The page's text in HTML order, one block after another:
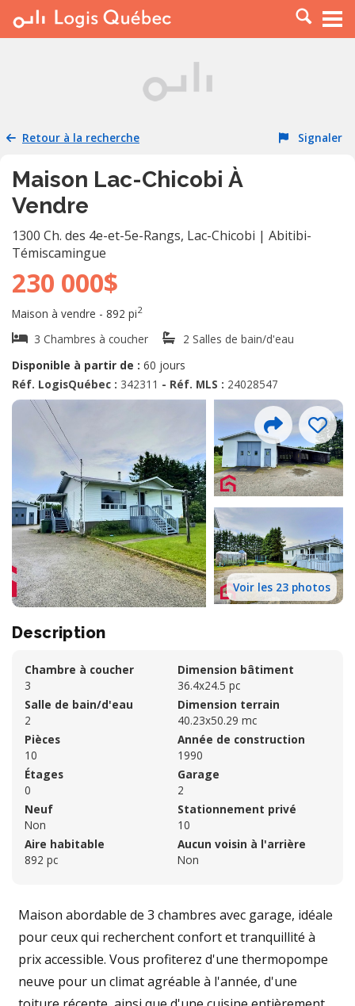
À LOUER
PLACER UNE ANNONCE
RESSOURCES
Retour à la recherche Signaler
Maison Lac-Chicobi À
Vendre
1300 Ch. des 4e-et-5e-Rangs, Lac-Chicobi | Abitibi-
Témiscamingue
230 000$
Maison à vendre - 892 pi2
3 Chambres à coucher
2 Salles de bain/d'eau
Disponible à partir de : 60 jours
Réf. LogisQuébec : 342311 - Réf. MLS : 24028547
Voir les 23 photos
Description
Chambre à coucher
3
Salle de bain/d'eau
2
Pièces
10
Étages
0
Neuf
Non
Aire habitable
892 pc
Dimension bâtiment
36.4x24.5 pc
Dimension terrain
40.23x50.29 mc
Année de construction
1990
Garage
2
Stationnement privé
10
Aucun voisin à l'arrière
Non
Maison abordable de 3 chambres avec garage, idéale
pour ceux qui recherchent confort et tranquillité à
prix accessible. Vous profiterez d'une thermopompe
neuve pour un climat agréable à l'année, d'une